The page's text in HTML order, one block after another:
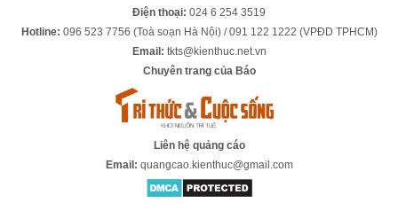
Điện thoại: 024 6 254 3519
Hotline: 096 523 7756 (Toà soạn Hà Nội) / 091 122 1222 (VPĐD TPHCM)
Email: tkts@kienthuc.net.vn
Chuyên trang của Báo
Liên hệ quảng cáo
Email: quangcao.kienthuc@gmail.com